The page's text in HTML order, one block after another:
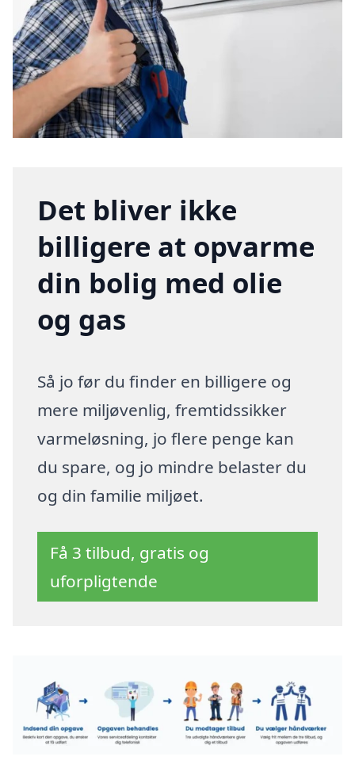
Det bliver ikke
billigere at opvarme
din bolig med olie
og gas
Så jo før du finder en billigere og
mere miljøvenlig, fremtidssikker
varmeløsning, jo flere penge kan
du spare, og jo mindre belaster du
og din familie miljøet.
Få 3 tilbud, gratis og
uforpligtende